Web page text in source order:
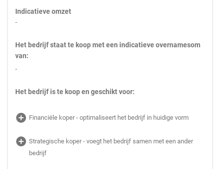
Indicatieve omzet
-
Het bedrijf staat te koop met een indicatieve overnamesom
van:
-
Het bedrijf is te koop en geschikt voor:
add_circle Financiële koper - optimaliseert het bedrijf in huidige vorm
add_circle Strategische koper - voegt het bedrijf samen met een ander
bedrijf